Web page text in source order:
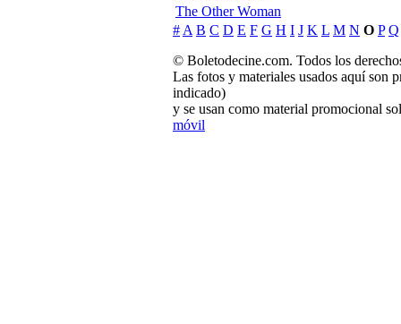
The Other Woman
# A B C D E F G H I J K L M N O P Q
© Boletodecine.com. Todos los
Las fotos y materiales usados aquí son
indicado)
y se usan como material promocional
móvil